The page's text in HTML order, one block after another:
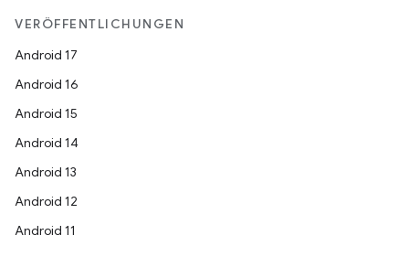
VERÖFFENTLICHUNGEN
Android 17
Android 16
Android 15
Android 14
Android 13
Android 12
Android 11